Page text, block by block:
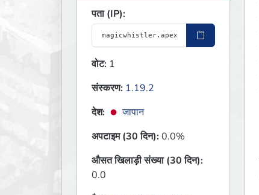
पता (IP):
वोट: 1
संस्करण: 1.19.2
देश:
जापान
अपटाइम (30 दिन):0.0%
औसत खिलाड़ी संख्या (30 दिन):
0.0